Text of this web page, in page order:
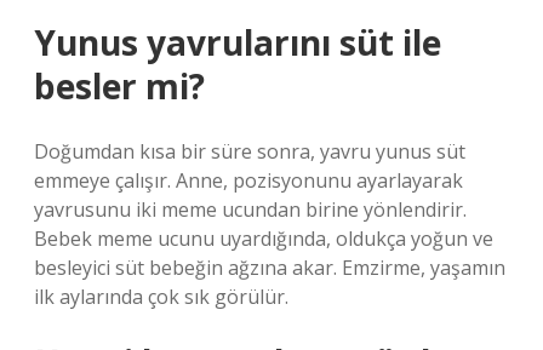
Yunus yavrularını süt ile
besler mi?
Doğumdan kısa bir süre sonra, yavru yunus süt
emmeye çalışır. Anne, pozisyonunu ayarlayarak
yavrusunu iki meme ucundan birine yönlendirir.
Bebek meme ucunu uyardığında, oldukça yoğun ve
besleyici süt bebeğin ağzına akar. Emzirme, yaşamın
ilk aylarında çok sık görülür.